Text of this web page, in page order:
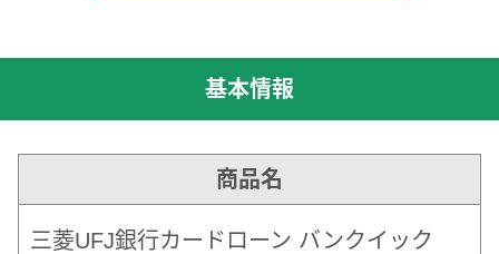
基本情報
商品名
三菱UFJ銀行カードローン バンクイック